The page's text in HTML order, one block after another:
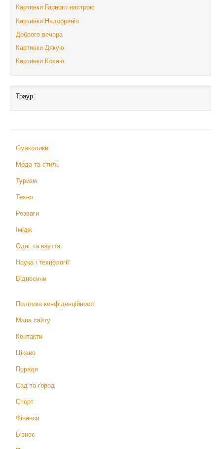
Картинки Гарного настрою
Картинки Надобраніч
Доброго вечора
Картинки Дякую
Картинки Кохаю
Траур
Смаколики
Мода та стиль
Туризм
Техно
Розваги
Імідж
Одяг та взуття
Наука і технології
Відносини
Політика конфіденційності
Мапа сайту
Контакти
Цікаво
Поради
Сад та город
Спорт
Фінанси
Бізнес